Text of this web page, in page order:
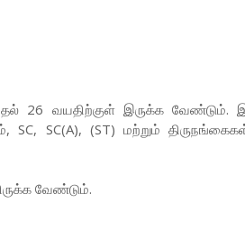
26 வயதிற்குள் இருக்க வேண்டும்.
SC, SC(A), (ST) மற்றும்
வேண்டும்.